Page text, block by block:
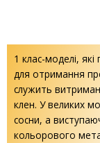
1 клас-моделі,
для отримання
служить
клен. У великих
сосни, а
кольорового